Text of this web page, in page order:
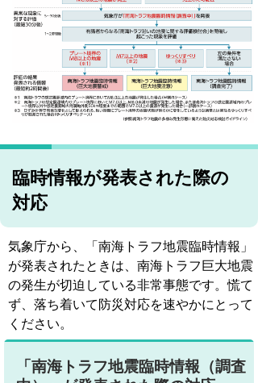
臨時情報が発表された際の
対応
気象庁から、「南海トラフ地震臨時情報」
が発表されたときは、南海トラフ巨大地震
の発生が切迫している非常事態です。慌て
ず、落ち着いて防災対応を速やかにとって
ください。
「南海トラフ地震臨時情報（調査